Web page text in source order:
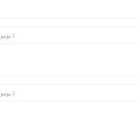
1 يونيو 2020 في 1:34 ص
1 يونيو 2020 في 1:34 ص